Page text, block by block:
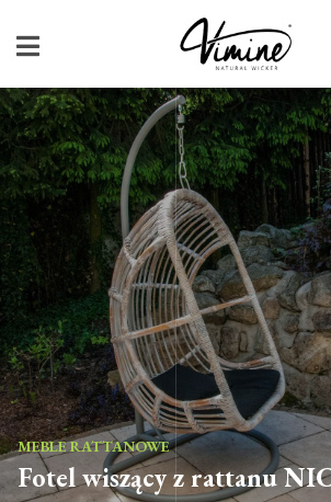
MEBLE RATTANOWE
Fotel wiszący z rattanu